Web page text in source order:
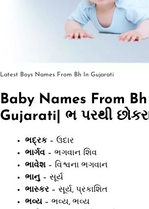
Latest Boys Names From Bh In Gujarati
Baby Names From
Gujarati| ભ પરથી
ભદ્રક – ઉદાર
ભાર્ગવ – ભગવાન શિવ
ભાવેશ – વિશ્વના ભગવાન
ભાનુ – સૂર્ય
ભાસ્કર – સૂર્ય, પ્રકાશિત
ભવ્ય – ભવ્ય, ભવ્ય